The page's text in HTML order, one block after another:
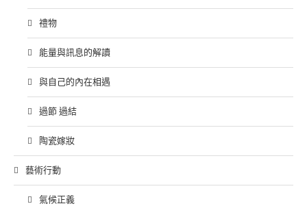
禮物
能量與訊息的解讀
與自己的內在相遇
過節 過結
陶瓷嫁妝
藝術行動
氣候正義